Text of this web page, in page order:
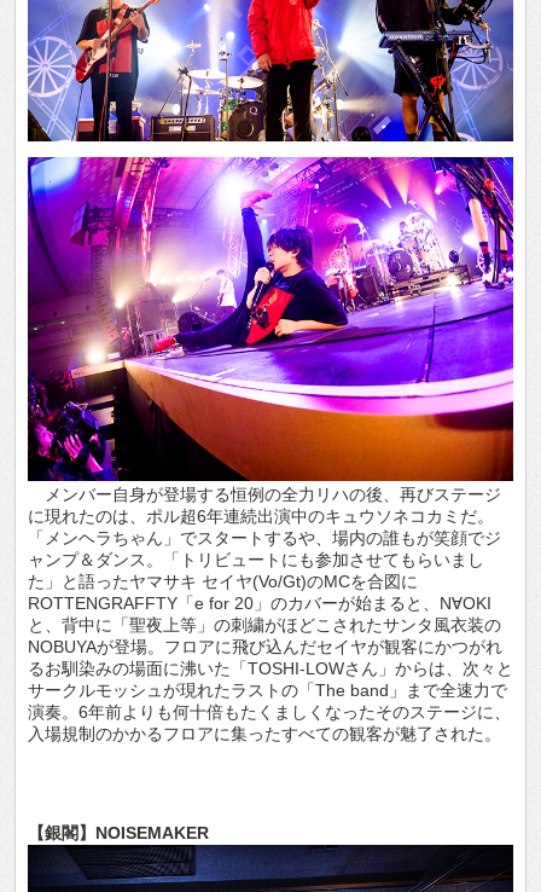
メンバー自身が登場する恒例の全力リハの後、再びステージ
に現れたのは、ポル超6年連続出演中のキュウソネコカミだ。
「メンヘラちゃん」でスタートするや、場内の誰もが笑顔でジ
ャンプ＆ダンス。「トリビュートにも参加させてもらいまし
た」と語ったヤマサキ セイヤ(Vo/Gt)のMCを合図に
ROTTENGRAFFTY「e for 20」のカバーが始まると、N∀OKI
と、背中に「聖夜上等」の刺繍がほどこされたサンタ風衣装の
NOBUYAが登場。フロアに飛び込んだセイヤが観客にかつがれ
るお馴染みの場面に沸いた「TOSHI-LOWさん」からは、次々と
サークルモッシュが現れたラストの「The band」まで全速力で
演奏。6年前よりも何十倍もたくましくなったそのステージに、
入場規制のかかるフロアに集ったすべての観客が魅了された。
【銀閣】NOISEMAKER